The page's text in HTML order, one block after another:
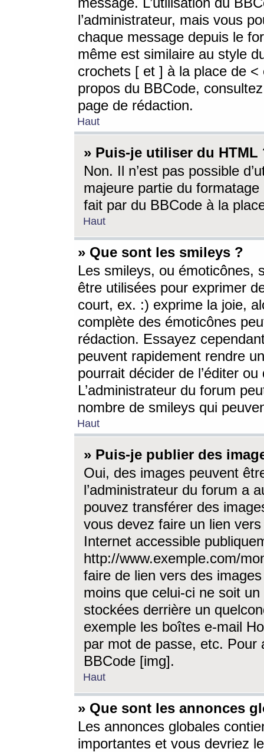
l’administrateur, mais vous
chaque message depuis le
même est similaire au style
crochets [ et ] à la place de <
propos du BBCode,
page de rédaction.
Haut
» Puis-je utiliser du HTML
Non. Il n’est pas possible
majeure partie du
fait par du BBCode à la
Haut
» Que sont les smileys ?
Les smileys, ou émoticônes,
être utilisées pour exprimer
court, ex. :) exprime la joie,
complète des émoticônes
rédaction. Essayez
peuvent rapidement rendre
pourrait décider de l’éditer
L’administrateur du forum
nombre de smileys qui
Haut
» Puis-je publier des
Oui, des images peuvent
l’administrateur du forum a
pouvez transférer des
vous devez faire un lien
Internet accessible
http://www.exemple.com/
faire de lien vers des
moins que celui-ci ne soit
stockées derrière un
exemple les boîtes e-mail
par mot de passe, etc. Pour
BBCode [img].
Haut
» Que sont les annonces
Les annonces globales
importantes et vous devriez